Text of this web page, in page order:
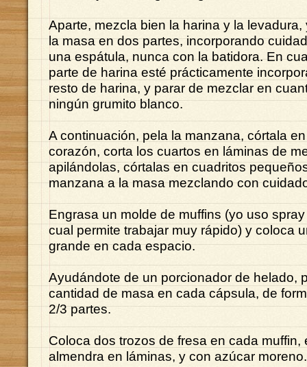
Aparte, mezcla bien la harina y la
la masa en dos partes, incorporando
una espátula, nunca con la batidora. En
parte de harina esté prácticamente
resto de harina, y parar de mezclar en
ningún grumito blanco.
A continuación, pela la manzana, córtala
corazón, corta los cuartos en láminas de
apilándolas, córtalas en cuadritos
manzana a la masa mezclando con
Engrasa un molde de muffins (yo uso
cual permite trabajar muy rápido) y coloca
grande en cada espacio.
Ayudándote de un porcionador de helado,
cantidad de masa en cada cápsula, de
2/3 partes.
Coloca dos trozos de fresa en cada muffin,
almendra en láminas, y con azúcar moreno.